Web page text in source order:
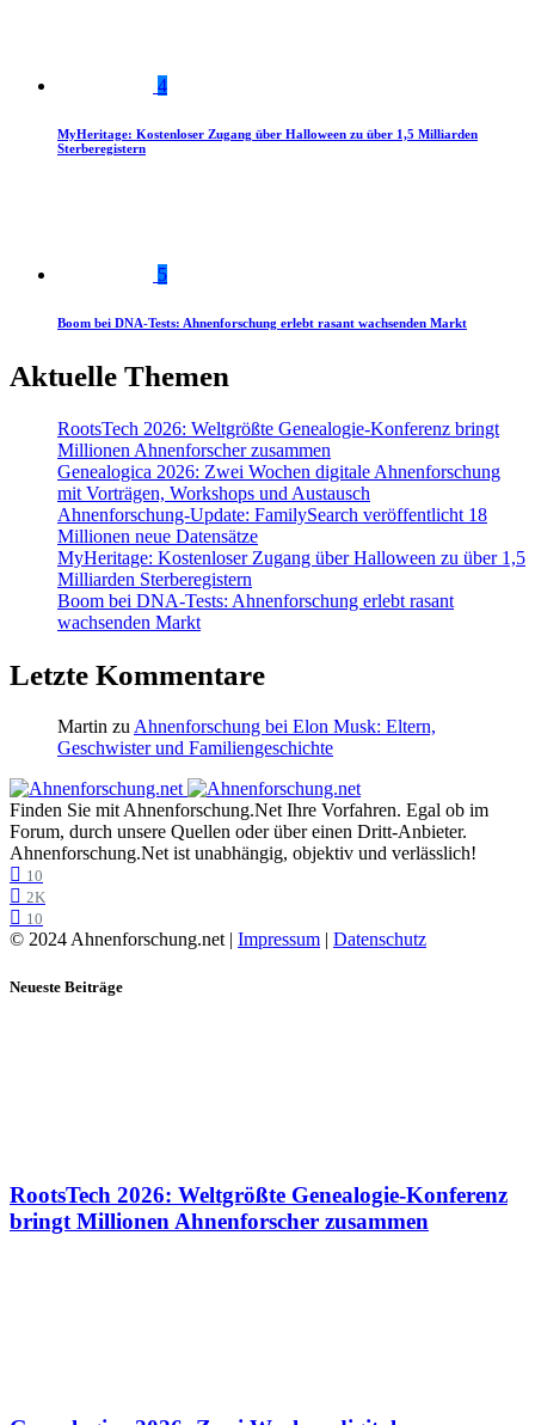
4
MyHeritage: Kostenloser Zugang über Halloween zu über 1,5 Milliarden
Sterberegistern
5
Boom bei DNA-Tests: Ahnenforschung erlebt rasant wachsenden Markt
Aktuelle Themen
RootsTech 2026: Weltgrößte Genealogie-Konferenz bringt
Millionen Ahnenforscher zusammen
Genealogica 2026: Zwei Wochen digitale Ahnenforschung
mit Vorträgen, Workshops und Austausch
Ahnenforschung-Update: FamilySearch veröffentlicht 18
Millionen neue Datensätze
MyHeritage: Kostenloser Zugang über Halloween zu über 1,5
Milliarden Sterberegistern
Boom bei DNA-Tests: Ahnenforschung erlebt rasant
wachsenden Markt
Letzte Kommentare
Martin zuAhnenforschung bei Elon Musk: Eltern,
Geschwister und Familiengeschichte
Finden Sie mit Ahnenforschung.Net Ihre Vorfahren. Egal ob im
Forum, durch unsere Quellen oder über einen Dritt-Anbieter.
Ahnenforschung.Net ist unabhängig, objektiv und verlässlich!
10
2K
10
© 2024 Ahnenforschung.net | Impressum Datenschutz
Neueste Beiträge
RootsTech 2026: Weltgrößte Genealogie-Konferenz
bringt Millionen Ahnenforscher zusammen